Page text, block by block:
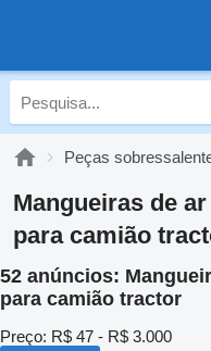
Peças
Mangueiras de
para camião
52 anúncios:
para camião tractor
Preço: R$ 47 - R$ 3.000